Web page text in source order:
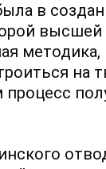
в
на